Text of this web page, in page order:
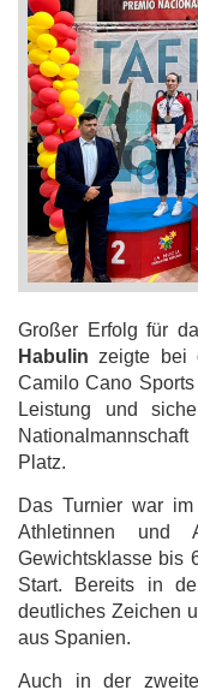
Großer Erfolg für
Habulin zeigte bei
Camilo Cano
Leistung und
Platz.
Das Turnier war
Athletinnen und
Gewichtsklasse bis
Start. Bereits in
deutliches Zeichen
aus Spanien.
Auch in der